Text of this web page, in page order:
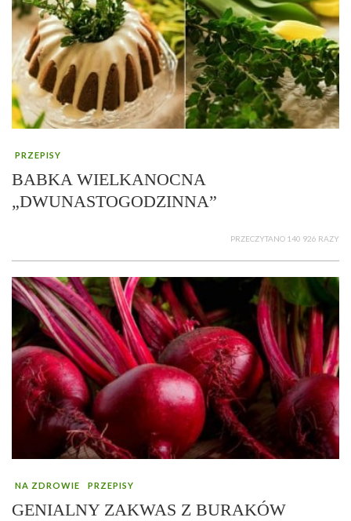
PRZEPISY
BABKA WIELKANOCNA
„DWUNASTOGODZINNA”
PRZECZYTANO 140 926 RAZY
NA ZDROWIE PRZEPISY
GENIALNY ZAKWAS Z BURAKÓW